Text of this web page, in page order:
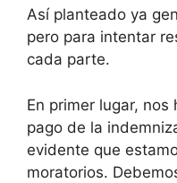
Así planteado ya
pero para intentar
cada parte.
En primer lugar,
pago de la
evidente que
moratorios.